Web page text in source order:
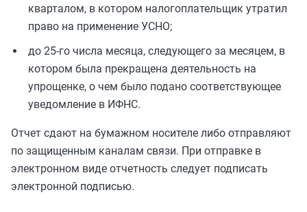
кварталом, в котором налогоплательщик утратил
право на применение УСНО;
до 25-го числа месяца, следующего за месяцем, в
котором была прекращена деятельность на
упрощенке, о чем было подано соответствующее
уведомление в ИФНС.
Отчет сдают на бумажном носителе либо отправляют
по защищенным каналам связи. При отправке в
электронном виде отчетность следует подписать
электронной подписью.